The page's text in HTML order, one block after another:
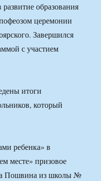
образования
церемонии
Завершился
с участием
итоги
который
ребенка» в
месте» призовое
Пошвина из школы №